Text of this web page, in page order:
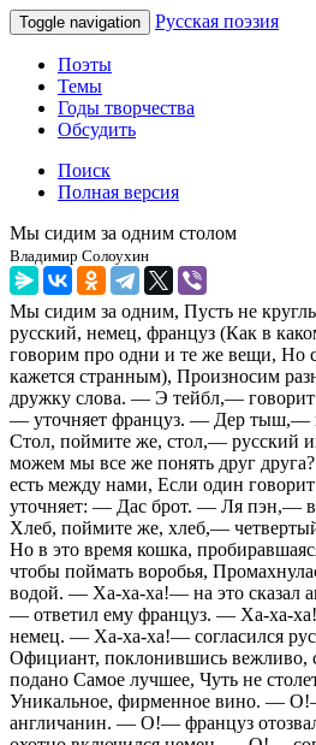
Toggle navigation Русская поэзия
Поэты
Темы
Годы творчества
Обсудить
Поиск
Полная версия
Мы сидим за одним столом
Владимир Солоухин
Мы сидим за одним, Пусть не
русский, немец, француз (Как в
говорим про одни и те же вещи, Но
кажется странным), Произносим
дружку слова. — Э тейбл,—
— уточняет француз. — Дер тыш,—
Стол, поймите же, стол,— русский
можем мы все же понять друг
есть между нами, Если один
уточняет: — Дас брот. — Ля пэн,—
Хлеб, поймите же, хлеб,—
Но в это время кошка,
чтобы поймать воробья,
водой. — Ха-ха-ха!— на это сказал
— ответил ему француз. — Ха-ха-
немец. — Ха-ха-ха!— согласился
Официант, поклонившись вежливо,
подано Самое лучшее, Чуть не
Уникальное, фирменное вино. —
англичанин. — О!— француз